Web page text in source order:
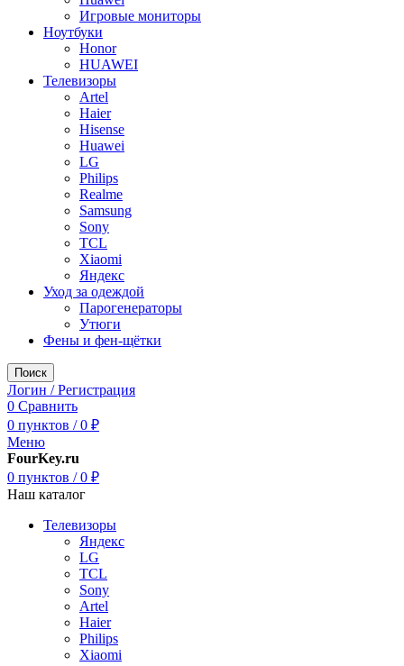
Игровые мониторы
Ноутбуки
Honor
HUAWEI
Телевизоры
Artel
Haier
Hisense
Huawei
LG
Philips
Realme
Samsung
Sony
TCL
Xiaomi
Яндекс
Уход за одеждой
Парогенераторы
Утюги
Фены и фен-щётки
Поиск
Логин / Регистрация
0 Сравнить
0 пунктов / 0 ₽
Меню
FourKey.ru
0 пунктов / 0 ₽
Наш каталог
Телевизоры
Яндекс
LG
TCL
Sony
Artel
Haier
Philips
Xiaomi